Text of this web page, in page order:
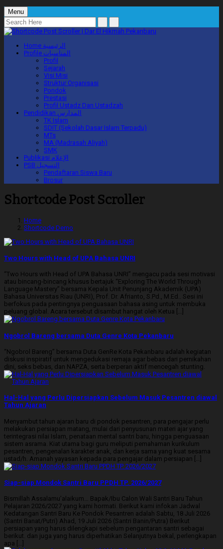
Menu
Home الرئيسية
Profile المناسبات
Profil
Sejarah
Visi Misi
Struktur Organisasi
Pondok
Prestasi
Profil Ustadz Dan Ustadzah
Pendidikan المدارس
TK Islam
SDIT (Sekolah Dasar Islam Terpadu)
MTs
MA (Madrasah Aliyah)
SMK
Publikasi الإعلام
PSB التسجيل
Pendaftaran Siswa Baru
Brosur
Shortcode Post Scroller
Home
Shortcode Demo
Two Hours with Head of UPA Bahasa UNRI
“Two Hours with Head of UPA Bahasa UNRI” mengacu pada sesi motivasi
atau bincang-bincang khusus bertajuk “Exploring The World Through
Language Mastery” bersama Kepala Unit Penunjang Akademik (UPA)
Bahasa Universitas Riau (UNRI), Prof. Dr. Afrianto, S.Pd., M.Ed.. Sesi ini
berfokus pada pentingnya penguasaan bahasa asing untuk membuka
peluang global. Acara tersebut disambut hangat oleh Ketua […]
Ngobrol Bareng bersama Duta Genre Kota Pekanbaru
“Ngobrol Bareng” bersama Duta GenRe Kota Pekanbaru adalah kegiatan
diskusi inspiratif untuk mengedukasi remaja agar bebas dari pernikahan
dini, seks bebas, dan NAPZA, serta berperan aktif mencegah stunting.
Hal-Hal yang Perlu Dipersiapkan Sebelum Masuk Pesantren diawal
Tahun Ajaran
Menyambut tahun ajaran baru di pondok pesantren, para pengajar perlu
melakukan persiapan matang, mulai dari penyusunan materi ajar yang
terintegrasi nilai Islam, penataan mental santri baru, hingga penguasaan
sistem asrama. Kiat utama bagi guru meliputi pemahaman kurikulum
pesantren, pengenalan karakter anak, dan kerja sama yang kuat sesama
ustad/h. Amanah yayasan kepada para pengajar dalam persiapan […]
Siap-siap Mondok Santri Baru PPDH TP. 2026/2027
Bismillah Assalamu’alaikum… Bapak/Ibu Calon Wali Santri Baru Tahun
Pelajaran 2026/2027 yang kami hormati. Berikut kami infokan Jadwal
Kedatangan Santri Baru Ke Pondok Pesantren adalah Sabtu, 18 Juli 2026
(Santri Banat/Putri) Ahad, 19 Juli 2026 (Santri Banin/Putra) Berikut
persiapan yang harus dilengkapi sebelum pengantaran santri sebagai
berikut. dan juga yang harus diperhatikan Selanjutnya bekal, perlengkapan
apa […]